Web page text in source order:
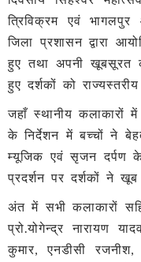
त्रिविक्रम एवं
जिला प्रशासन द्वारा
हुए तथा अपनी खूबसूरत
हुए दर्शकों को
जहाँ स्थानीय कलाकारों में
के निर्देशन में बच्चों ने
म्यूजिक एवं सृजन दर्पण
प्रदर्शन पर दर्शकों ने खूब
अंत में सभी कलाकारों
प्रो.योगेन्द्र नारायण
कुमार, एनडीसी